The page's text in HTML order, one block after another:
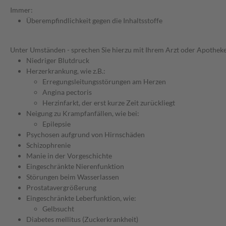
Immer:
Überempfindlichkeit gegen die Inhaltsstoffe
Unter Umständen - sprechen Sie hierzu mit Ihrem Arzt oder
Niedriger Blutdruck
Herzerkrankung, wie z.B.:
Erregungsleitungsstörungen am Herzen
Angina pectoris
Herzinfarkt, der erst kurze Zeit zurückliegt
Neigung zu Krampfanfällen, wie bei:
Epilepsie
Psychosen aufgrund von Hirnschäden
Schizophrenie
Manie in der Vorgeschichte
Eingeschränkte Nierenfunktion
Störungen beim Wasserlassen
Prostatavergrößerung
Eingeschränkte Leberfunktion, wie:
Gelbsucht
Diabetes mellitus (Zuckerkrankheit)